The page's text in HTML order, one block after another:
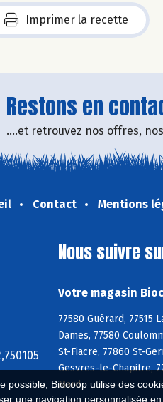
possible, Biocoop utilise des
une navigation personnalisée
Imprimer la recette
Restons en
....et retrouvez nos offres,
Contact Mentions
Nous suivre
Votre magasin
77580 Guérard, 77515
Dames, 77580
St-Fiacre, 77860 St-
Gesvres-le-Chapitre,
Mard